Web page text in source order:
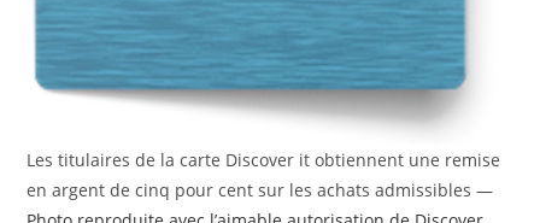
Les titulaires de la carte Discover it obtiennent une remise
en argent de cinq pour cent sur les achats admissibles —